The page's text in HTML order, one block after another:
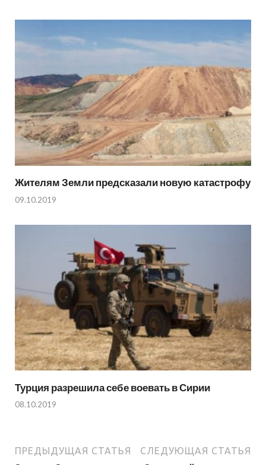
Жителям Земли предсказали новую катастрофу
09.10.2019
Турция разрешила себе воевать в Сирии
08.10.2019
ПРЕДЫДУЩАЯ СТАТЬЯ СЛЕДУЮЩАЯ СТАТЬЯ